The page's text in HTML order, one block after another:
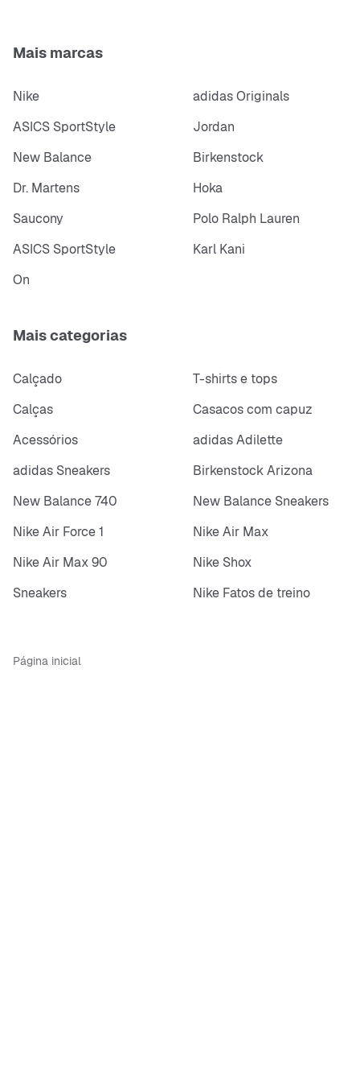
Mais marcas
Nike
adidas Originals
ASICS SportStyle
Jordan
New Balance
Birkenstock
Dr. Martens
Hoka
Saucony
Polo Ralph Lauren
ASICS SportStyle
Karl Kani
On
Mais categorias
Calçado
T-shirts e tops
Calças
Casacos com capuz
Acessórios
adidas Adilette
adidas Sneakers
Birkenstock Arizona
New Balance 740
New Balance Sneakers
Nike Air Force 1
Nike Air Max
Nike Air Max 90
Nike Shox
Sneakers
Nike Fatos de treino
Página inicial